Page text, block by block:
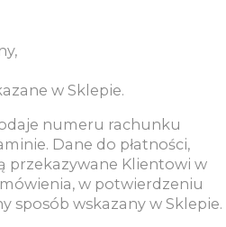
w Sklepie.
numeru rachunku
Dane do płatności,
przekazywane Klientowi w
w potwierdzeniu
sposób wskazany w Sklepie.